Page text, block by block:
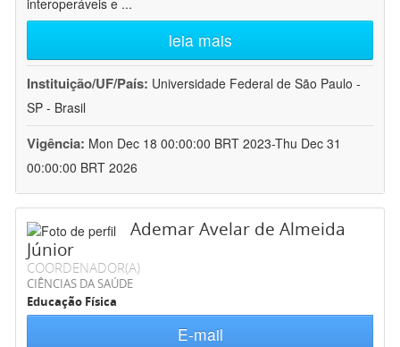
interoperáveis e ...
leia mais
Instituição/UF/País: Universidade Federal de São Paulo -
SP - Brasil
Vigência: Mon Dec 18 00:00:00 BRT 2023-Thu Dec 31
00:00:00 BRT 2026
Ademar Avelar de Almeida
Júnior
COORDENADOR(A)
CIÊNCIAS DA SAÚDE
Educação Física
E-mail